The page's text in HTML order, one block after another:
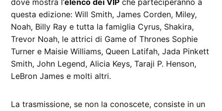
dove mostra l’elenco dei VIP che parteciperanno a
questa edizione: Will Smith, James Corden, Miley,
Noah, Billy Ray e tutta la famiglia Cyrus, Shakira,
Trevor Noah, le attrici di Game of Thrones Sophie
Turner e Maisie Williams, Queen Latifah, Jada Pinkett
Smith, John Legend, Alicia Keys, Taraji P. Henson,
LeBron James e molti altri.
La trasmissione, se non la conoscete, consiste in un